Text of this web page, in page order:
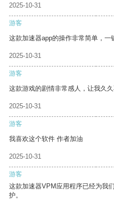
2025-10-31
游客
这款加速器app的操作非常简单，一
2025-10-31
游客
这款游戏的剧情非常感人，让我久久
2025-10-31
游客
我喜欢这个软件 作者加油
2025-10-31
游客
这款加速器VPM应用程序已经为我
护。